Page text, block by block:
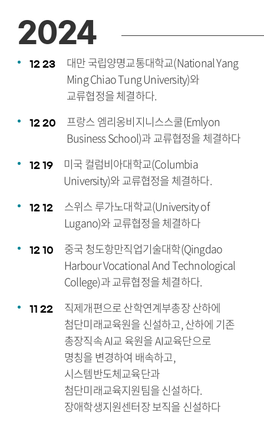
2024
12 23
대만 국립양명교통대학교(National Yang
Ming Chiao Tung University)와
교류협정을 체결하다.
12 20
프랑스 엠리옹비지니스스쿨(Emlyon
Business School)과 교류협정을 체결하다
12 19
미국 컬럼비아대학교(Columbia
University)와 교류협정을 체결하다.
12 12
스위스 루가노대학교(University of
Lugano)와 교류협정을 체결하다
12 10
중국 청도항만직업기술대학(Qingdao
Harbour Vocational And Technological
College)과 교류협정을 체결하다.
11 22
직제개편으로 산학연계부총장 산하에
첨단미래교육원을 신설하고, 산하에 기존
총장직속 AI교 육원을 AI교육단으로
명칭을 변경하여 배속하고,
시스템반도체교육단과
첨단미래교육지원팀을 신설하다.
장애학생지원센터장 보직을 신설하다